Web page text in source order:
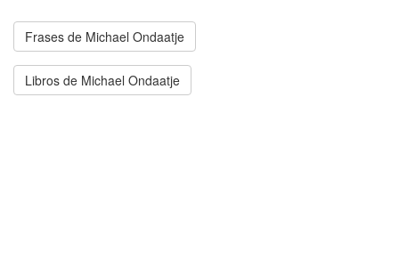
Frases de Michael Ondaatje
Libros de Michael Ondaatje